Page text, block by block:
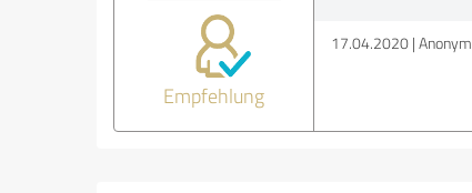
Empfehlung
17.04.2020 Anonym